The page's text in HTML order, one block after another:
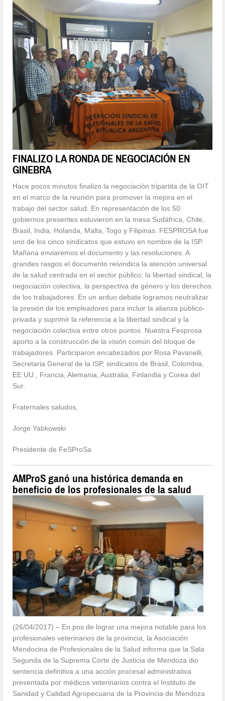
FINALIZO LA RONDA DE NEGOCIACIÓN EN
GINEBRA
Hace pocos minutos finalizo la negociación tripartita de la OIT
en el marco de la reunión para promover la mejora en el
trabajo del sector salud. En representación de los 50
gobiernos presentes estuvieron en la mesa Sudáfrica, Chile,
Brasil, India, Holanda, Malta, Togo y Filipinas. FESPROSA fue
uno de los cinco sindicatos que estuvo en nombre de la ISP.
Mañana enviaremos el documento y las resoluciones. A
grandes rasgos el documento reivindica la atención universal
de la salud centrada en el sector público; la libertad sindical, la
negociación colectiva, la perspectiva de género y los derechos
de los trabajadores. En un arduo debate logramos neutralizar
la presión de los empleadores para incluir la alianza público-
privada y suprimir la referencia a la libertad sindical y la
negociación colectiva entre otros puntos. Nuestra Fesprosa
aporto a la construcción de la visión común del bloque de
trabajadores. Participaron encabezados por Rosa Pavanelli,
Secretaria General de la ISP, sindicatos de Brasil, Colombia,
EE.UU., Francia, Alemania, Australia, Finlandia y Corea del
Sur.
Fraternales saludos,
Jorge Yabkowski
Presidente de FeSProSa
AMProS ganó una histórica demanda en
beneficio de los profesionales de la salud
(26/04/2017) – En pos de lograr una mejora notable para los
profesionales veterinarios de la provincia, la Asociación
Mendocina de Profesionales de la Salud informa que la Sala
Segunda de la Suprema Corte de Justicia de Mendoza dio
sentencia definitiva a una acción procesal administrativa
presentada por médicos veterinarios contra el Instituto de
Sanidad y Calidad Agropecuaria de la Provincia de Mendoza